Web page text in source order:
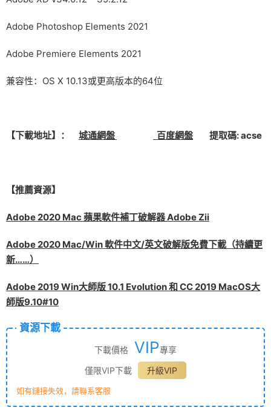
Adobe Photoshop Elements 2021
Adobe Premiere Elements 2021
兼容性：OS X 10.13或更高版本的64位
【下載地址】： 城通網盤 百度網盤 提取碼: acse
【推薦資源】
Adobe 2020 Mac 蘋果軟件補丁破解器 Adobe Zii
Adobe 2020 Mac/Win 軟件中文/英文破解版免費下載（持續更
新……）
Adobe 2019 Win大師版 10.1 Evolution 和 CC 2019 MacOS大
師版9.10#10
資源下載
下載價格 VIP專享
僅限VIP下載
升級VIP
如有鏈接失效，請聯系客服